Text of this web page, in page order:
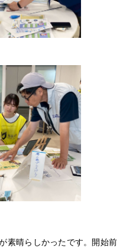
素晴らしかったです。開始前